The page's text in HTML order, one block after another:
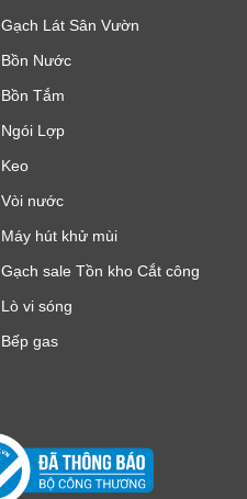
Gạch Lát Sân Vườn
Bồn Nước
Bồn Tắm
Ngói Lợp
Keo
Vòi nước
Máy hút khử mùi
Gạch sale Tồn kho Cắt công
Lò vi sóng
Bếp gas